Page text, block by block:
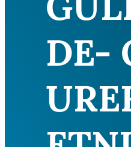
DE-